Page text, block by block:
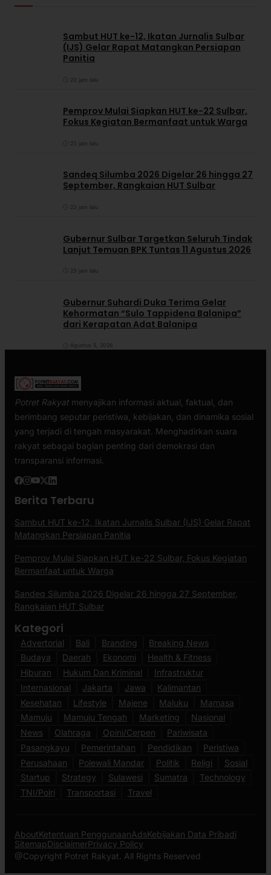
Sambut HUT ke-12, Ikatan Jurnalis Sulbar
(IJS) Gelar Rapat Matangkan Persiapan
Panitia
23 jam lalu
Pemprov Mulai Siapkan HUT ke-22 Sulbar,
Fokus Kegiatan Bermanfaat untuk Warga
23 jam lalu
Sandeq Silumba 2026 Digelar 26 hingga 27
September, Rangkaian HUT Sulbar
23 jam lalu
Gubernur Sulbar Targetkan Seluruh Tindak
Lanjut Temuan BPK Tuntas 11 Agustus 2026
23 jam lalu
Gubernur Suhardi Duka Terima Gelar
Kehormatan “Sulo Tappidena Balanipa”
dari Kerapatan Adat Balanipa
Agustus 5, 2026
Potret Rakyatmenyajikan informasi aktual, faktual, dan
berimbang seputar peristiwa, kebijakan, dan dinamika sosial
yang terjadi di tengah masyarakat. Menghadirkan suara
rakyat sebagai bagian penting dari demokrasi dan
transparansi informasi.
Berita Terbaru
Sambut HUT ke-12, Ikatan Jurnalis Sulbar (IJS) Gelar Rapat
Matangkan Persiapan Panitia
Pemprov Mulai Siapkan HUT ke-22 Sulbar, Fokus Kegiatan
Bermanfaat untuk Warga
Sandeq Silumba 2026 Digelar 26 hingga 27 September,
Rangkaian HUT Sulbar
Kategori
Advertorial Bali Branding
Breaking News
Budaya
Daerah Ekonomi
Health & Fitness
Hiburan
Hukum Dan Kriminal
Infrastruktur
Internasional
Jakarta Jawa
Kalimantan
Kesehatan
Lifestyle Majene Maluku
Mamasa
Mamuju
Mamuju Tengah Marketing
Nasional
News
Olahraga Opini/Cerpen
Pariwisata
Pasangkayu
Pemerintahan Pendidikan
Peristiwa
Perusahaan
Polewali Mandar Politik Religi
Sosial
Startup
Strategy Sulawesi Sumatra
Technology
TNI/Polri
Transportasi Travel
AboutKetentuan PenggunaanAdsKebijakan Data Pribadi
SitemapDisclaimerPrivacy Policy
@Copyright Potret Rakyat. All Rights Reserved